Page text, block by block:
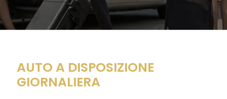
AUTO A DISPOSIZIONE
GIORNALIERA